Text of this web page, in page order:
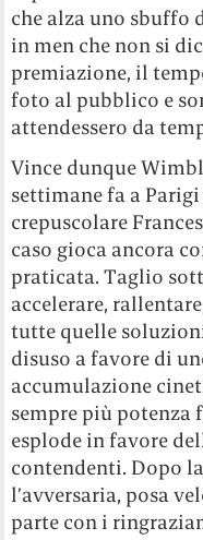
che alza uno sbuffo
in men che non si
premiazione, il
foto al pubblico e
attendessero da
Vince dunque
settimane fa a
crepuscolare
caso gioca ancora
praticata. Taglio
accelerare,
tutte quelle
disuso a favore di
accumulazione
sempre più potenza
esplode in favore
contendenti. Dopo
l’avversaria, posa
parte con i